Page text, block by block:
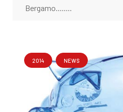
Bergamo........
2014 NEWS